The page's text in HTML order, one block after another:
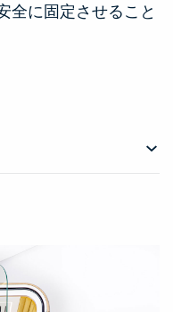
全に固定させること